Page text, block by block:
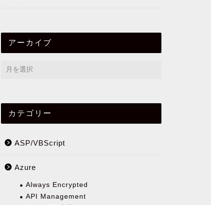
アーカイブ
カテゴリー
ASP/VBScript
Azure
Always Encrypted
API Management